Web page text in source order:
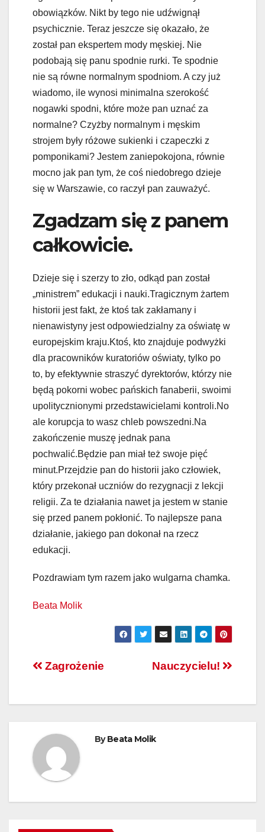
obowiązków. Nikt by tego nie udźwignął
psychicznie. Teraz jeszcze się okazało, że
został pan ekspertem mody męskiej. Nie
podobają się panu spodnie rurki. Te spodnie
nie są równe normalnym spodniom. A czy już
wiadomo, ile wynosi minimalna szerokość
nogawki spodni, które może pan uznać za
normalne? Czyżby normalnym i męskim
strojem były różowe sukienki i czapeczki z
pomponikami? Jestem zaniepokojona, równie
mocno jak pan tym, że coś niedobrego dzieje
się w Warszawie, co raczył pan zauważyć.
Zgadzam się z panem
całkowicie.
Dzieje się i szerzy to zło, odkąd pan został
„ministrem” edukacji i nauki.Tragicznym żartem
historii jest fakt, że ktoś tak zakłamany i
nienawistyny jest odpowiedzialny za oświatę w
europejskim kraju.Ktoś, kto znajduje podwyżki
dla pracowników kuratoriów oświaty, tylko po
to, by efektywnie straszyć dyrektorów, którzy nie
będą pokorni wobec pańskich fanaberii, swoimi
upolitycznionymi przedstawicielami kontroli.No
ale korupcja to wasz chleb powszedni.Na
zakończenie muszę jednak pana
pochwalić.Będzie pan miał też swoje pięć
minut.Przejdzie pan do historii jako człowiek,
który przekonał uczniów do rezygnacji z lekcji
religii. Za te działania nawet ja jestem w stanie
się przed panem pokłonić. To najlepsze pana
działanie, jakiego pan dokonał na rzecz
edukacji.
Pozdrawiam tym razem jako wulgarna chamka.
Beata Molik
Nawigacja
Nauczycielu!
Zagrożenie
ByBeata Molik